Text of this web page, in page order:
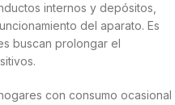
internos y depósitos,
del aparato. Es
buscan prolongar el
con consumo ocasional